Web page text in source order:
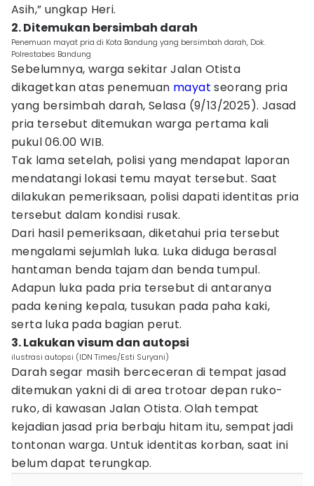
Asih,” ungkap Heri.
2. Ditemukan bersimbah darah
Penemuan mayat pria di Kota Bandung yang bersimbah darah, Dok.
Polrestabes Bandung
Sebelumnya, warga sekitar Jalan Otista
dikagetkan atas penemuan mayat seorang pria
yang bersimbah darah, Selasa (9/13/2025). Jasad
pria tersebut ditemukan warga pertama kali
pukul 06.00 WIB.
Tak lama setelah, polisi yang mendapat laporan
mendatangi lokasi temu mayat tersebut. Saat
dilakukan pemeriksaan, polisi dapati identitas pria
tersebut dalam kondisi rusak.
Dari hasil pemeriksaan, diketahui pria tersebut
mengalami sejumlah luka. Luka diduga berasal
hantaman benda tajam dan benda tumpul.
Adapun luka pada pria tersebut di antaranya
pada kening kepala, tusukan pada paha kaki,
serta luka pada bagian perut.
3. Lakukan visum dan autopsi
ilustrasi autopsi (IDN Times/Esti Suryani)
Darah segar masih berceceran di tempat jasad
ditemukan yakni di di area trotoar depan ruko-
ruko, di kawasan Jalan Otista. Olah tempat
kejadian jasad pria berbaju hitam itu, sempat jadi
tontonan warga. Untuk identitas korban, saat ini
belum dapat terungkap.